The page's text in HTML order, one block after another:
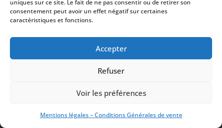
uniques sur ce site. Le fait de ne pas consentir ou de retirer son
consentement peut avoir un effet négatif sur certaines
caractéristiques et fonctions.
Accepter
Refuser
Voir les préférences
Mentions légales – Conditions Générales de vente
pertinentes pour votre développement : actualité des
entreprises (projets d’investissements, contrats, levées de fonds,
(aménagement de zones d’activités, infrastructures publiques,
contacts qualifiés et à la fiche entreprise que nous vous
est un créateurd’opportunitéspour votre